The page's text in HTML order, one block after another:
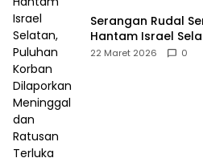
Serangan Rudal
Hantam Israel
Dilaporkan
22 Maret 2026 0